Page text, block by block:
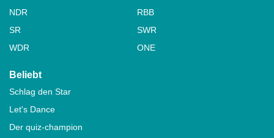
NDR
RBB
SR
SWR
WDR
ONE
Beliebt
Schlag den Star
Let's Dance
Der quiz-champion